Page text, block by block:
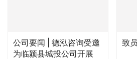
“十五五”项目谋划与乡村
振兴专题培训
公司要闻 2026年1月16日 公司